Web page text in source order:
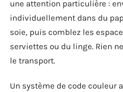
une attention particulière :
individuellement dans du
soie, puis comblez les
serviettes ou du linge. Rien
le transport.
Un système de code couleur